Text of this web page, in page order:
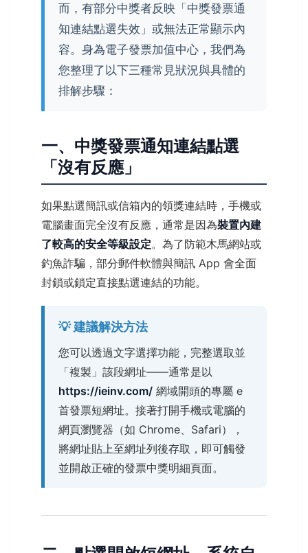
而，有部分中獎者反映「中獎發票通
知連結點選失效」或無法正常顯示內
容。身為電子發票加值中心，我們為
您整理了以下三種常見狀況與具體的
排解步驟：
一、中獎發票通知連結點選
「沒有反應」
如果點選簡訊或信箱內的領獎連結時，手機或
電腦畫面完全沒有反應，通常是因為裝置內建
了較高的安全等級設定。為了防範木馬網站或
釣魚詐騙，部分郵件軟體與簡訊 App 會全面
封鎖或鎖定直接點選連結的功能。
💡 建議解決方法
您可以透過文字選擇功能，完整選取並
「複製」該段網址——通常是以
https://ieinv.com/ 網域開頭的專屬 e
首發票短網址。接著打開手機或電腦的
網頁瀏覽器（如 Chrome、Safari），
將網址貼上至網址列後存取，即可觸發
並開啟正確的發票中獎明細頁面。